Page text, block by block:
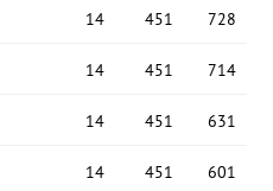
14 451 728
14 451 714
14 451 631
14 451 601